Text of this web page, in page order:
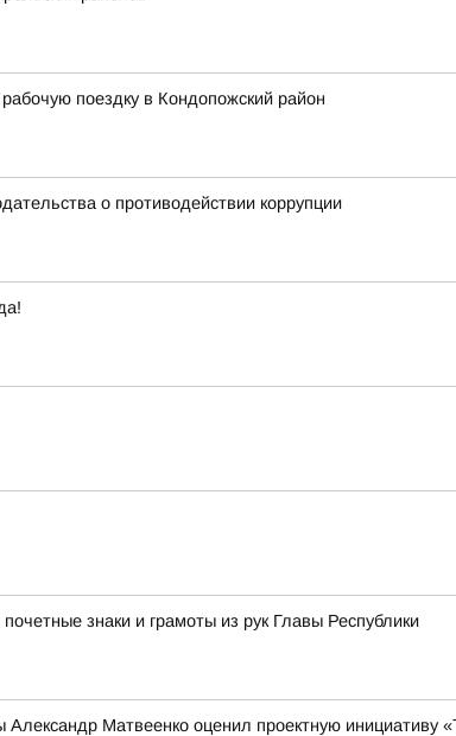
поездку в Кондопожский район
о противодействии коррупции
знаки и грамоты из рук Главы Республики
Матвеенко оценил проектную инициативу